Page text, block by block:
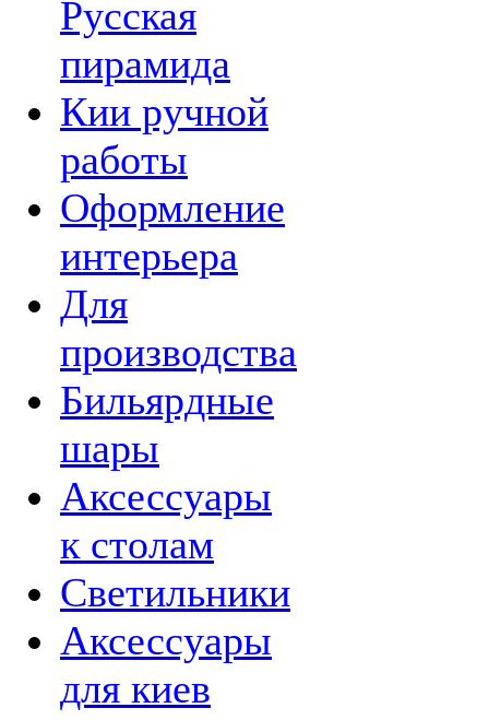
Русская
пирамида
Кии ручной
работы
Оформление
интерьера
Для
производства
Бильярдные
шары
Аксессуары
к столам
Светильники
Аксессуары
для киев